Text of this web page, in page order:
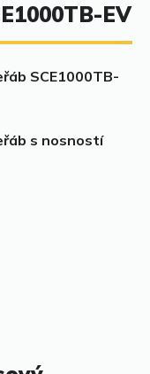
EV
SCE1000TB-
s nosností